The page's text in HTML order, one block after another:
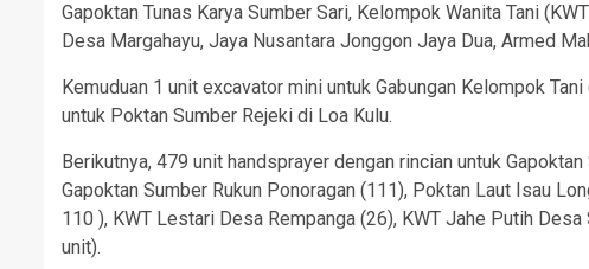
Gapoktan Tunas Karya Sumber Sari, Kelompok Wanita Tani
Desa Margahayu, Jaya Nusantara Jonggon Jaya Dua, Armed
Kemuduan 1 unit excavator mini untuk Gabungan Kelompok
untuk Poktan Sumber Rejeki di Loa Kulu.
Berikutnya, 479 unit handsprayer dengan rincian untuk
Gapoktan Sumber Rukun Ponoragan (111), Poktan Laut Isau
110 ), KWT Lestari Desa Rempanga (26), KWT Jahe Putih
unit).